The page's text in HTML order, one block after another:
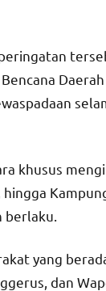
khusus
hingga
berlaku.
yang
dan